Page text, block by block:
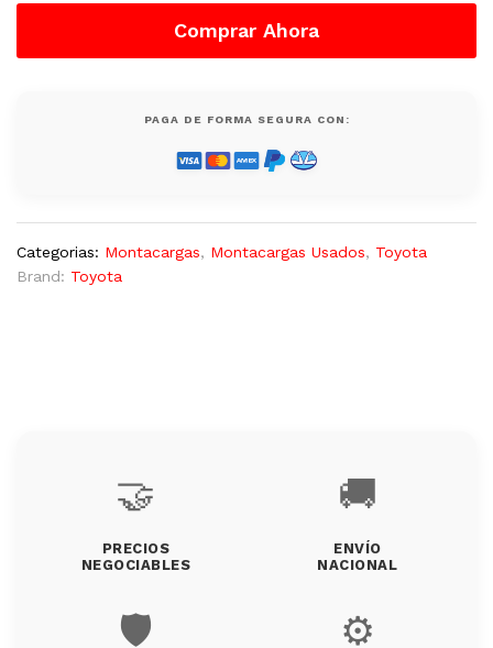
quantity
Comprar Ahora
PAGA DE FORMA SEGURA CON:
Categorias: Montacargas, Montacargas Usados, Toyota
Brand: Toyota
🤝
PRECIOS
NEGOCIABLES
🚚
ENVÍO
NACIONAL
🛡️ ⚙️